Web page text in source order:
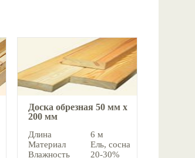
Доска обрезная 50 мм х
200 мм
Длина
6 м
Материал
Ель, cосна
Влажность
20-30%